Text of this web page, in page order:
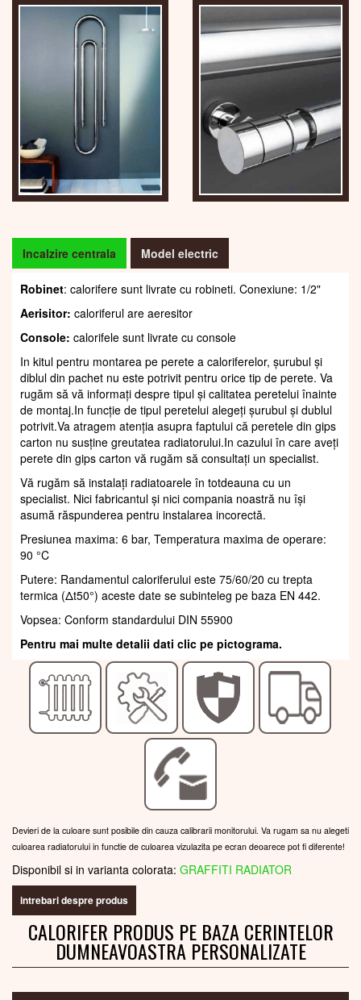
Incalzire centrala Model electric
Robinet: calorifere sunt livrate cu robineti. Conexiune: 1/2"
Aerisitor: caloriferul are aeresitor
Console: calorifele sunt livrate cu console
In kitul pentru montarea pe perete a caloriferelor, șurubul și
diblul din pachet nu este potrivit pentru orice tip de perete. Va
rugăm să vă informați despre tipul și calitatea peretelui înainte
de montaj.In funcție de tipul peretelui alegeți șurubul și dublul
potrivit.Va atragem atenția asupra faptului că peretele din gips
carton nu susține greutatea radiatorului.In cazului în care aveți
perete din gips carton vă rugăm să consultați un specialist.
Vă rugăm să instalați radiatoarele în totdeauna cu un
specialist. Nici fabricantul și nici compania noastră nu își
asumă răspunderea pentru instalarea incorectă.
Presiunea maxima: 6 bar, Temperatura maxima de operare:
90 °C
Putere: Randamentul caloriferului este 75/60/20 cu trepta
termica (Δt50°) aceste date se subinteleg pe baza EN 442.
Vopsea: Conform standardului DIN 55900
Pentru mai multe detalii dati clic pe pictograma.
Devieri de la culoare sunt posibile din cauza calibrarii monitorului. Va rugam sa nu alegeti
culoarea radiatorului in functie de culoarea vizulazita pe ecran deoarece pot fi diferente!
Disponibil si in varianta colorata: GRAFFITI RADIATOR
intrebari despre produs
CALORIFER PRODUS PE BAZA CERINTELOR
DUMNEAVOASTRA PERSONALIZATE